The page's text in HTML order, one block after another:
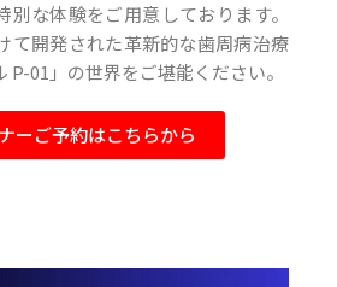
別な体験をご用意しております。
て開発された革新的な歯周病治療
P-01」の世界をご堪能ください。
ーご予約はこちらから